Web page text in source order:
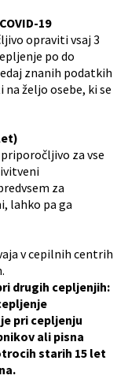
19
opraviti vsaj 3
cepljenje po do
željo osebe, ki se
za vse
za
lahko pa ga
v cepilnih centrih
drugih cepljenjih:
pri cepljenju
ali pisna
starih 15 let